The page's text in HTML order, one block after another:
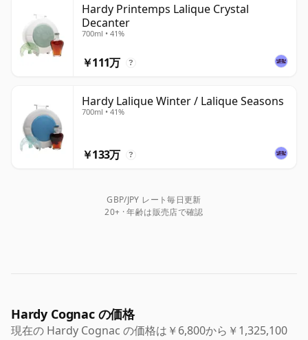
Hardy Printemps Lalique Crystal
Decanter
700ml • 41%
￥111万 ?
Hardy Lalique Winter / Lalique Seasons
700ml • 41%
￥133万 ?
GBP/JPY レート毎日更新
20+ · 年齢は販売店で確認
Hardy Cognac の価格
現在の Hardy Cognac の価格は￥6,800から￥1,325,100